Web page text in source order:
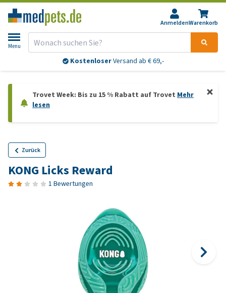
AnmeldenWarenkorb
Menu
KostenloserVersand ab € 69,-
Trovet Week: Bis zu 15 % Rabatt auf Trovet Mehr
lesen
Zurück
KONG Licks Reward
1 Bewertungen